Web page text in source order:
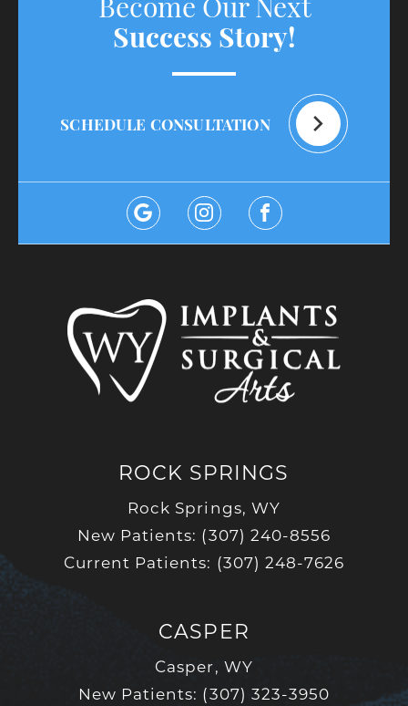
Success Story!
SCHEDULE CONSULTATION
ROCK SPRINGS
Rock Springs, WY
New Patients: (307) 240-8556
Current Patients: (307) 248-7626
CASPER
Casper, WY
New Patients: (307) 323-3950